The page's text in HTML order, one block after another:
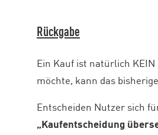
Rückgabe
Ein Kauf ist natürlich
möchte, kann das
Entscheiden Nutzer sich
„Kaufentscheidung